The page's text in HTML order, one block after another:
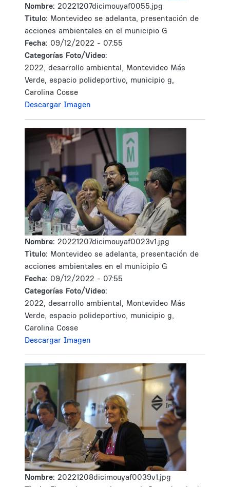
Nombre: 20221207dicimouyaf0055.jpg
Tìtulo: Montevideo se adelanta, presentación de
acciones ambientales en el municipio G
Fecha: 09/12/2022 - 07:55
Categorías Foto/Video:
2022, desarrollo ambiental, Montevideo Más
Verde, espacio polideportivo, municipio g,
Carolina Cosse
Descargar Imagen
Nombre: 20221207dicimouyaf0023v1.jpg
Tìtulo: Montevideo se adelanta, presentación de
acciones ambientales en el municipio G
Fecha: 09/12/2022 - 07:55
Categorías Foto/Video:
2022, desarrollo ambiental, Montevideo Más
Verde, espacio polideportivo, municipio g,
Carolina Cosse
Descargar Imagen
Nombre: 20221208dicimouyaf0039v1.jpg